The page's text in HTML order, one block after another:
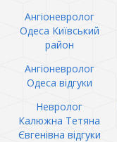
Ангіоневролог
Одеса Київський
район
Ангіоневролог
Одеса відгуки
Невролог
Калюжна Тетяна
Євгенівна відгуки